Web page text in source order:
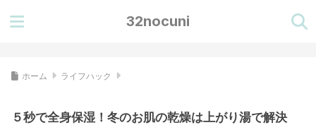
32nocuni
ホーム ライフハック
５秒で全身保湿！冬のお肌の乾燥は上がり湯で解決